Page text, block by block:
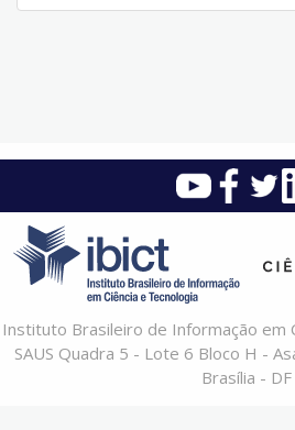
Instituto Brasileiro de Informação em
SAUS Quadra 5 - Lote 6 Bloco H -
Brasília - DF